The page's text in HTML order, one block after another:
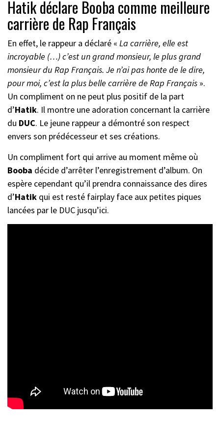
Hatik déclare Booba comme meilleure
carrière de Rap Français
En effet, le rappeur a déclaré « La carrière, elle est
incroyable (…) c’est un grand monsieur, le plus grand
monsieur du Rap Français. Je n’ai pas honte de le dire,
pour moi, c’est la plus belle carrière de Rap Français ».
Un compliment on ne peut plus positif de la part
d’Hatik. Il montre une adoration concernant la carrière
du DUC. Le jeune rappeur a démontré son respect
envers son prédécesseur et ses créations.
Un compliment fort qui arrive au moment même où
Booba décide d’arrêter l’enregistrement d’album. On
espère cependant qu’il prendra connaissance des dires
d’Hatik qui est resté fairplay face aux petites piques
lancées par le DUC jusqu’ici.